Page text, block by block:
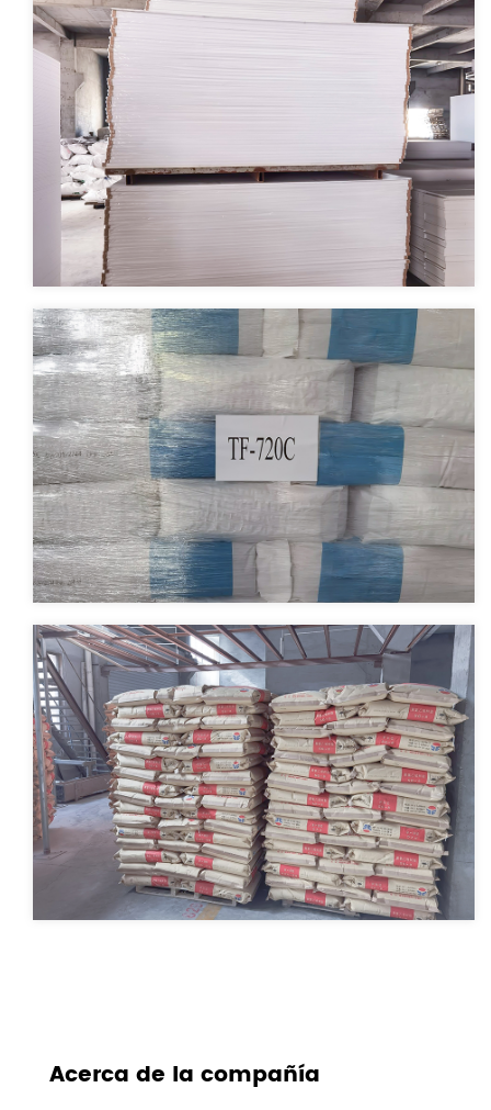
Acerca de la compañía